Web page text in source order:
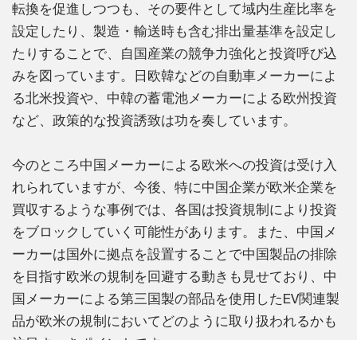
転換を促進しつつも、その要件として域内生産比率を
設定したり、製造・輸送時も含む排出量基準を設定し
たりすることで、自国産業の競争力強化と投資呼び込
みを図っています。日欧韓などの自動車メーカーによ
る北米投資や、中韓の蓄電池メーカーによる欧州投資
など、政策的な投資誘致は功を奏しています。
今のところ中国メーカーによる欧米への投資は受け入
れられていますが、今後、特に中国企業が欧米企業を
買収するような事例では、各国は投資規制により投資
をブロックしていく可能性があります。また、中国メ
ーカーは国外に拠点を設置することで中国製品の排除
を目指す欧米の規制を回避する動きも見せており、中
国メーカーによる第三国製の部品を使用したEV関連製
品が欧米の規制においてどのように取り扱われるかも